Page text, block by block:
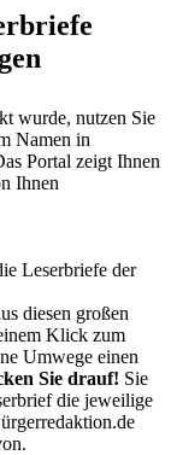
wurde, nutzen Sie
Namen in
Portal zeigt Ihnen
Ihnen
Leserbriefe der
diesen großen
Klick zum
Umwege einen
Sie drauf! Sie
die jeweilige